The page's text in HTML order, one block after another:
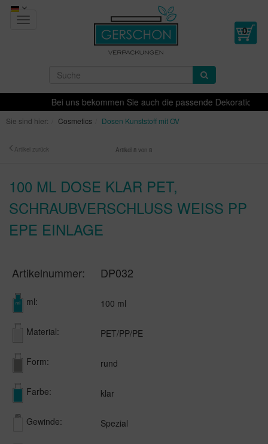
Toggle
Bei uns bekommen Sie auch die passende Dekoration
Sie sind hier: Cosmetics Dosen Kunststoff mit OV
Artikel zurück Artikel 8 von 8
100 ML DOSE KLAR PET,
SCHRAUBVERSCHLUSS WEISS PP E
PE EINLAGE
Artikelnummer: DP032
ml: 100 ml
Material: PET/PP/PE
Form: rund
Farbe: klar
Gewinde: Spezial